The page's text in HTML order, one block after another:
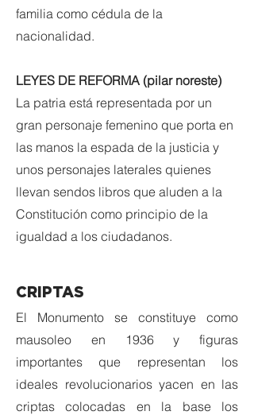
familia como cédula de la
nacionalidad.
LEYES DE REFORMA (pilar noreste)
La patria está representada por un
gran personaje femenino que porta en
las manos la espada de la justicia y
unos personajes laterales quienes
llevan sendos libros que aluden a la
Constitución como principio de la
igualdad a los ciudadanos.
CRIPTAS
El Monumento se constituye como
mausoleo en 1936 y figuras
importantes que representan los
ideales revolucionarios yacen en las
criptas colocadas en la base los